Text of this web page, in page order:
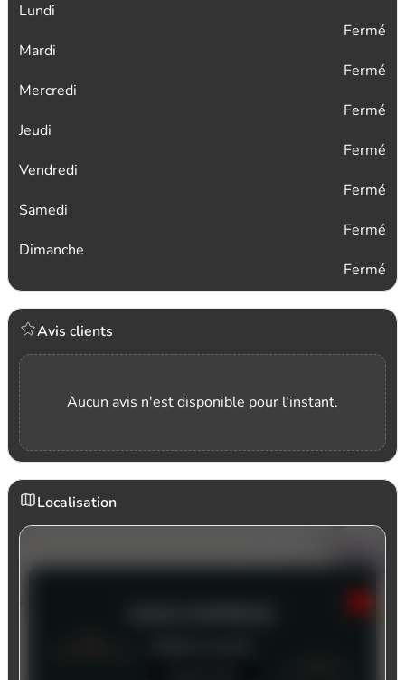
Lundi
Fermé
Mardi
Fermé
Mercredi
Fermé
Jeudi
Fermé
Vendredi
Fermé
Samedi
Fermé
Dimanche
Fermé
Avis clients
Aucun avis n'est disponible pour l'instant.
Localisation